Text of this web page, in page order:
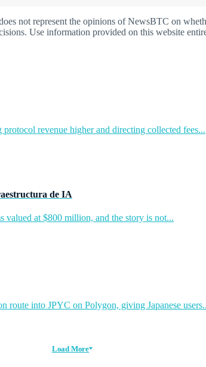
not represent the opinions of NewsBTC on
Use information provided on this website
revenue higher and directing collected fees...
de IA
valued at $800 million, and the story is not...
route into JPYC on Polygon, giving Japanese
Load More